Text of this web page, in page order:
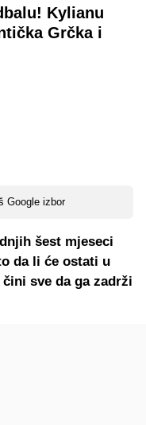
Kylianu
Grčka i
Google izbor
šest mjeseci
da li će ostati u
sve da ga zadrži